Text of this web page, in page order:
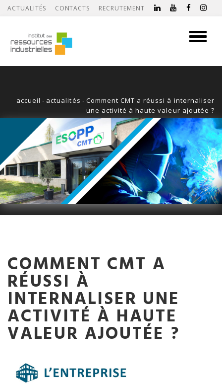
ACTUALITÉS CONTACTS RECRUTEMENT
Toggle
accueil - actualités - Comment CMT a réussi à internaliser
une activité à haute valeur ajoutée ?
COMMENT CMT A
RÉUSSI À
INTERNALISER UNE
ACTIVITÉ À HAUTE
VALEUR AJOUTÉE ?